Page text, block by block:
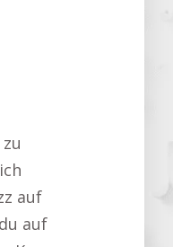
auf
auf